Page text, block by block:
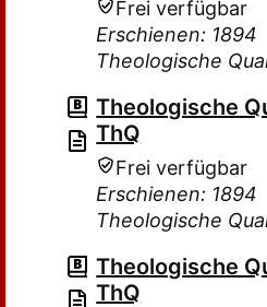
Frei verfügbar
Erschienen: 1894
Theologische
Theologische
ThQ
Frei verfügbar
Erschienen: 1894
Theologische
Theologische
ThQ